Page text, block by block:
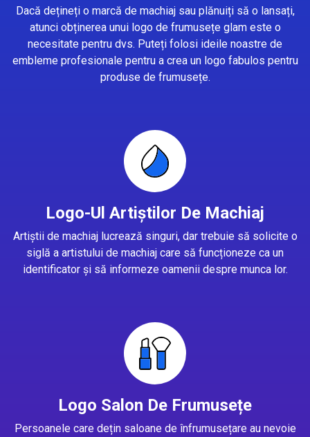
Dacă dețineți o marcă de machiaj sau plănuiți să o lansați,
atunci obținerea unui logo de frumusețe glam este o
necesitate pentru dvs. Puteți folosi ideile noastre de
embleme profesionale pentru a crea un logo fabulos pentru
produse de frumusețe.
Logo-Ul Artiștilor De Machiaj
Artiștii de machiaj lucrează singuri, dar trebuie să solicite o
siglă a artistului de machiaj care să funcționeze ca un
identificator și să informeze oamenii despre munca lor.
Logo Salon De Frumusețe
Persoanele care dețin saloane de înfrumusețare au nevoie